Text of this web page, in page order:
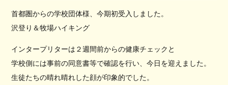
首都圏からの学校団体様、今期初受入しました。
沢登り＆牧場ハイキング
インタープリターは２週間前からの健康チェックと
学校側には事前の同意書等で確認を行い、今日を迎えました。
生徒たちの晴れ晴れした顔が印象的でした。